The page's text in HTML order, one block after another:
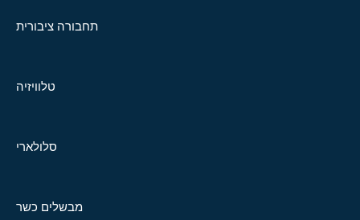
תחבורה ציבורית
טלוויזיה
סלולארי
מבשלים כשר